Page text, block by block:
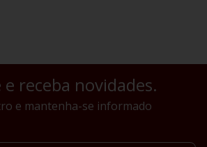
e receba novidades.
e mantenha-se informado